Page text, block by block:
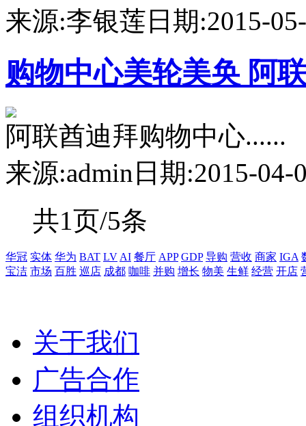
来源:李银莲 日期:2015-
购物中心美轮美奂 阿
阿联酋迪拜购物中心......
来源:admin 日期:2015-04-
共1页/5条
华冠 实体 华为 BAT LV AI 餐厅 APP GDP 导购 营收 商家 IGA
宝洁 市场 百胜 巡店 成都 咖啡 并购 增长 物美 生鲜 经营 开店
关于我们
广告合作
组织机构